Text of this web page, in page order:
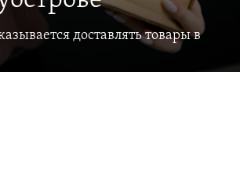
доставлять товары в